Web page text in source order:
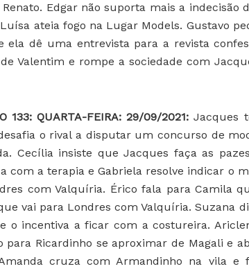
Edgar não suporta mais a indecisão
ateia fogo na Lugar Models. Gustavo
ela dê uma entrevista para a revista
Valentim e rompe a sociedade com
133: QUARTA-FEIRA: 29/09/2021:Jacques
o rival a disputar um concurso de
Cecília insiste que Jacques faça as
com a terapia e Gabriela resolve indicar o
com Valquíria. Érico fala para Camila
vai para Londres com Valquíria. Suzana
o incentiva a ficar com a costureira.
para Ricardinho se aproximar de Magali e
cruza com Armandinho na vila e